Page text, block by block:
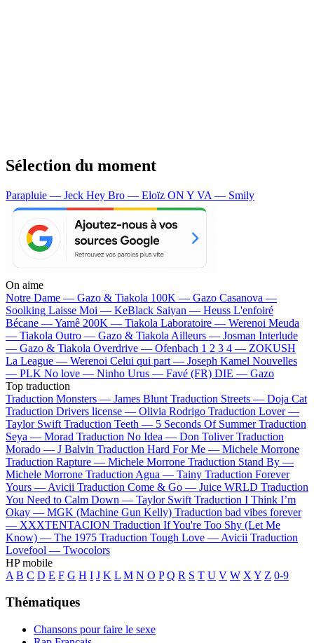
Sélection du moment
Parapluie — Jeck Hey Bro — Eloïz ON Y VA — Smily
On aime
Notre Dame — Gazo & Tiakola 100K — Gazo Casanova —
Soolking Laisse Moi — KeBlack Saiyan — Heuss L'enfoiré
Bécane —Yamê 200K — Tiakola Laboratoire — Werenoi Meuda
— Tiakola Outro — Gazo & Tiakola Ailleurs — Josman Interlude
— Gazo & Tiakola Overdrive — Ofenbach 1 2 3 4 — ZOKUSH
La League — Werenoi Celui qui part — Joseph Kamel Nouvelles
— PLK No love — Ninho Urus — Favé (FR) DIE — Gazo
Top traduction
Traduction Monsters — James Blunt Traduction Streets — Doja Cat
Traduction Drivers license — Olivia Rodrigo Traduction Lover —
Taylor Swift Traduction Teeth — 5 Seconds Of Summer Traduction
Seya — Morad Traduction No Idea — Don Toliver Traduction
Morado — J Balvin Traduction Hard For Me — Michele Morrone
Traduction Rapture — Michele Morrone Traduction Stand By —
Michele Morrone Traduction Agua — Tainy Traduction Forever
Yours — Avicii Traduction Come & Go — Juice WRLD Traduction
You Need to Calm Down — Taylor Swift Traduction I Think I’m
Okay — MGK (Machine Gun Kelly) Traduction bad vibes forever
— XXXTENTACION Traduction If You're Too Shy (Let Me
Know) — The 1975 Traduction Tough Love — Avicii Traduction
Lovefool — Twocolors
HP mobile
A B C D E F G H I J K L M N O P Q R S T U V W X Y Z 0-9
Thématiques
Chansons pour faire le sexe